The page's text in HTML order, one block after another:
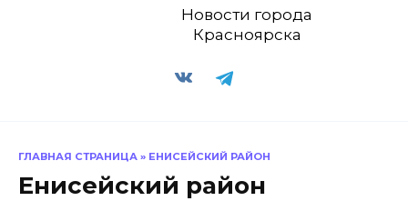
Новости города
Красноярска
ГЛАВНАЯ СТРАНИЦА » ЕНИСЕЙСКИЙ РАЙОН
Енисейский район